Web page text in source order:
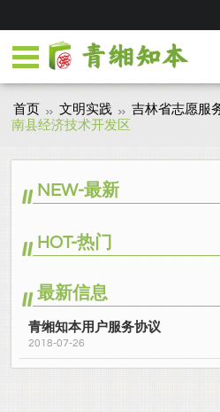
首页 文明实践 吉林省志愿服
南县经济技术开发区
NEW-最新
HOT-热门
最新信息
青缃知本用户服务协议
2018-07-26